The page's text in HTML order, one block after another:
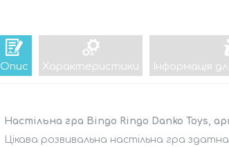
Опис Характеристики Інформація
Настільна гра Bingo Ringo Danko Toys,
Цікава розвивальна настільна гра